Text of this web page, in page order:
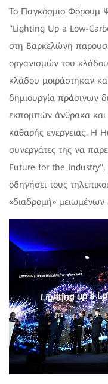
Το Παγκόσμιο Φόρουμ
"Lighting Up a Low-
στη Βαρκελώνη
οργανισμών του
κλάδου μοιράστηκαν
δημιουργία πράσινων
εκπομπών άνθρακα
καθαρής ενέργειας. Η
συνεργάτες της να
Future for the Industry",
οδηγήσει τους
«διαδρομή»